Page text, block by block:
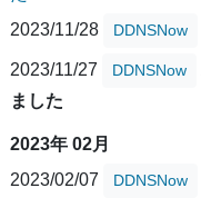
2023/11/28
DDNSNow
2023/11/27 DDNSNow
ました
2023年 02月
2023/02/07
DDNSNow